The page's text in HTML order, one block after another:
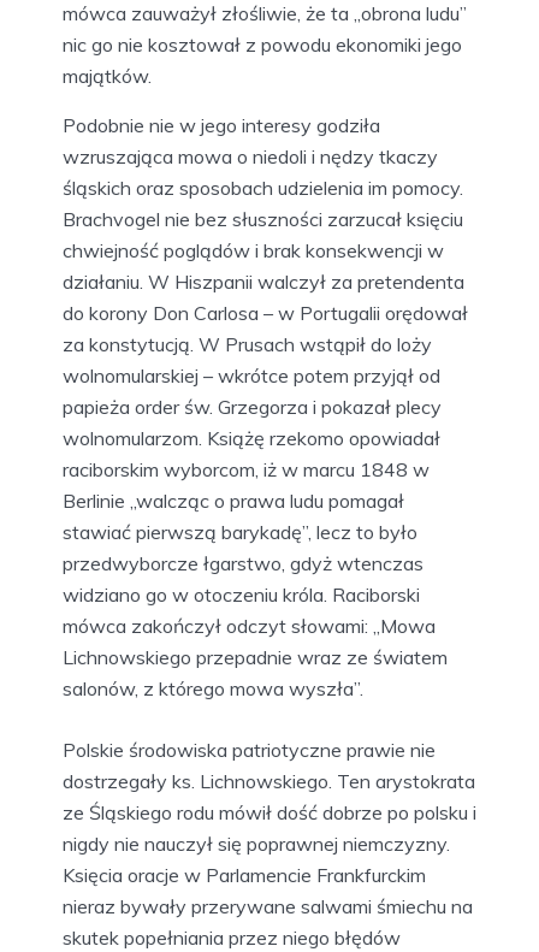
mówca zauważył złośliwie, że ta „obrona ludu”
nic go nie kosztował z powodu ekonomiki jego
majątków.
Podobnie nie w jego interesy godziła
wzruszająca mowa o niedoli i nędzy tkaczy
śląskich oraz sposobach udzielenia im pomocy.
Brachvogel nie bez słuszności zarzucał księciu
chwiejność poglądów i brak konsekwencji w
działaniu. W Hiszpanii walczył za pretendenta
do korony Don Carlosa – w Portugalii orędował
za konstytucją. W Prusach wstąpił do loży
wolnomularskiej – wkrótce potem przyjął od
papieża order św. Grzegorza i pokazał plecy
wolnomularzom. Książę rzekomo opowiadał
raciborskim wyborcom, iż w marcu 1848 w
Berlinie „walcząc o prawa ludu pomagał
stawiać pierwszą barykadę”, lecz to było
przedwyborcze łgarstwo, gdyż wtenczas
widziano go w otoczeniu króla. Raciborski
mówca zakończył odczyt słowami: „Mowa
Lichnowskiego przepadnie wraz ze światem
salonów, z którego mowa wyszła”.
Polskie środowiska patriotyczne prawie nie
dostrzegały ks. Lichnowskiego. Ten arystokrata
ze Śląskiego rodu mówił dość dobrze po polsku i
nigdy nie nauczył się poprawnej niemczyzny.
Księcia oracje w Parlamencie Frankfurckim
nieraz bywały przerywane salwami śmiechu na
skutek popełniania przez niego błędów